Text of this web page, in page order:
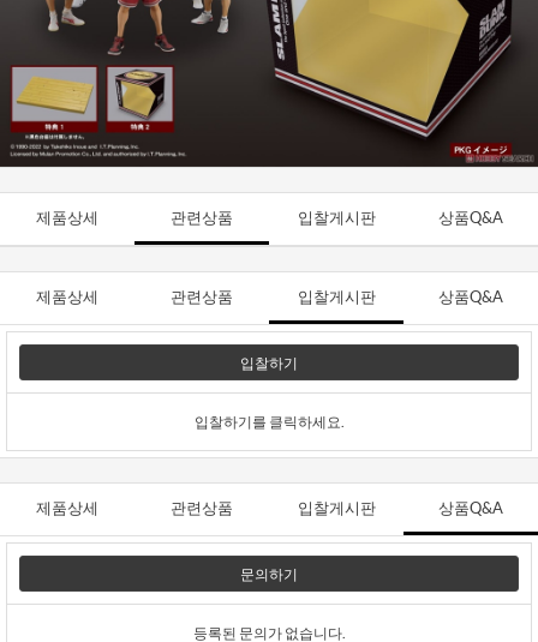
제품상세 관련상품 입찰게시판 상품Q&A
제품상세 관련상품 입찰게시판 상품Q&A
입찰하기
입찰하기를 클릭하세요.
제품상세 관련상품 입찰게시판 상품Q&A
문의하기
등록된 문의가 없습니다.